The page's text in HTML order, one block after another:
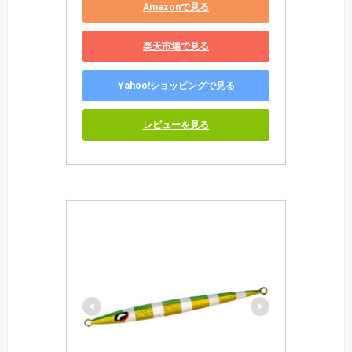
Amazonで見る
楽天市場で見る
Yahoo!ショッピングで見る
レビューを見る